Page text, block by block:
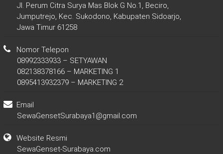
Jl. Perum Citra Surya Mas Blok G No.1, Beciro,
Jumputrejo, Kec. Sukodono, Kabupaten Sidoarjo,
Jawa Timur 61258
Nomor Telepon
08992333933 – SETYAWAN
082138378166 – MARKETING 1
0895413932379 – MARKETING 2
Email
SewaGensetSurabaya1@gmail.com
Website Resmi
SewaGenset-Surabaya.com